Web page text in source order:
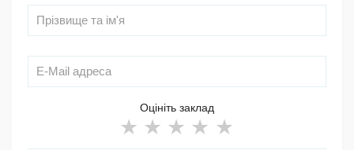
Оцініть заклад